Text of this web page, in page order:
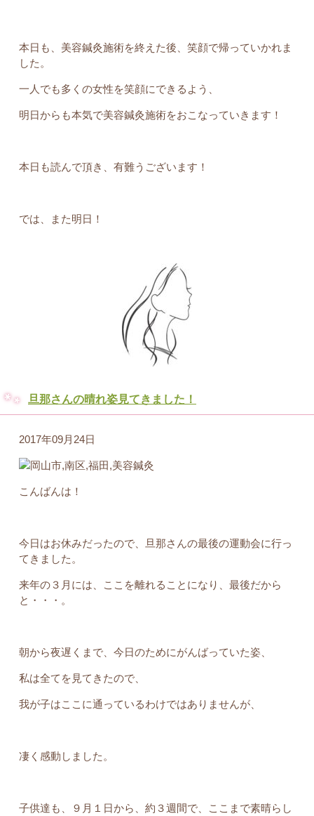
本日も、美容鍼灸施術を終えた後、笑顔で帰っていかれま
した。
一人でも多くの女性を笑顔にできるよう、
明日からも本気で美容鍼灸施術をおこなっていきます！
本日も読んで頂き、有難うございます！
では、また明日！
旦那さんの晴れ姿見てきました！
2017年09月24日
こんばんは！
今日はお休みだったので、旦那さんの最後の運動会に行っ
てきました。
来年の３月には、ここを離れることになり、最後だから
と・・・。
朝から夜遅くまで、今日のためにがんばっていた姿、
私は全てを見てきたので、
我が子はここに通っているわけではありませんが、
凄く感動しました。
子供達も、９月１日から、約３週間で、ここまで素晴らし